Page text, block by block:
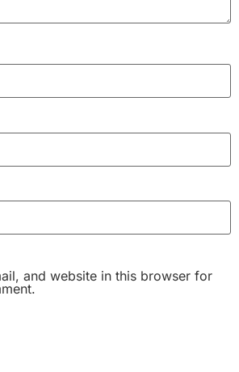
and website in this browser for